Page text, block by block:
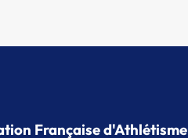
Française d'Athlétisme